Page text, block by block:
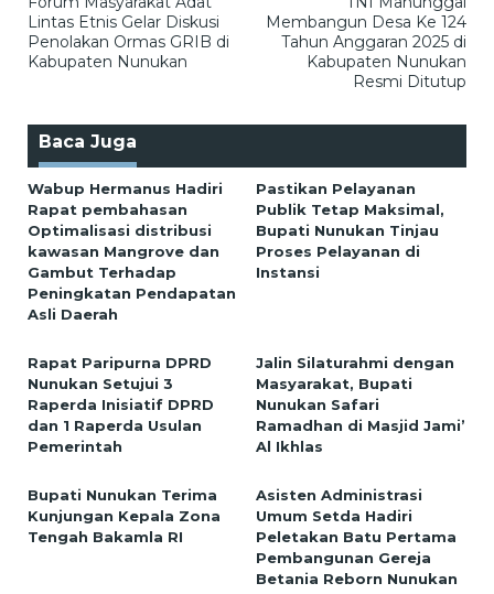
pos
Lintas Etnis Gelar Diskusi
Penolakan Ormas GRIB di
Kabupaten Nunukan
Membangun Desa Ke 124
Tahun Anggaran 2025 di
Kabupaten Nunukan
Resmi Ditutup
Baca Juga
Wabup Hermanus Hadiri
Rapat pembahasan
Optimalisasi distribusi
kawasan Mangrove dan
Gambut Terhadap
Peningkatan Pendapatan
Asli Daerah
Pastikan Pelayanan
Publik Tetap Maksimal,
Bupati Nunukan Tinjau
Proses Pelayanan di
Instansi
Rapat Paripurna DPRD
Nunukan Setujui 3
Raperda Inisiatif DPRD
dan 1 Raperda Usulan
Pemerintah
Jalin Silaturahmi dengan
Masyarakat, Bupati
Nunukan Safari
Ramadhan di Masjid Jami’
Al Ikhlas
Bupati Nunukan Terima
Kunjungan Kepala Zona
Tengah Bakamla RI
Asisten Administrasi
Umum Setda Hadiri
Peletakan Batu Pertama
Pembangunan Gereja
Betania Reborn Nunukan